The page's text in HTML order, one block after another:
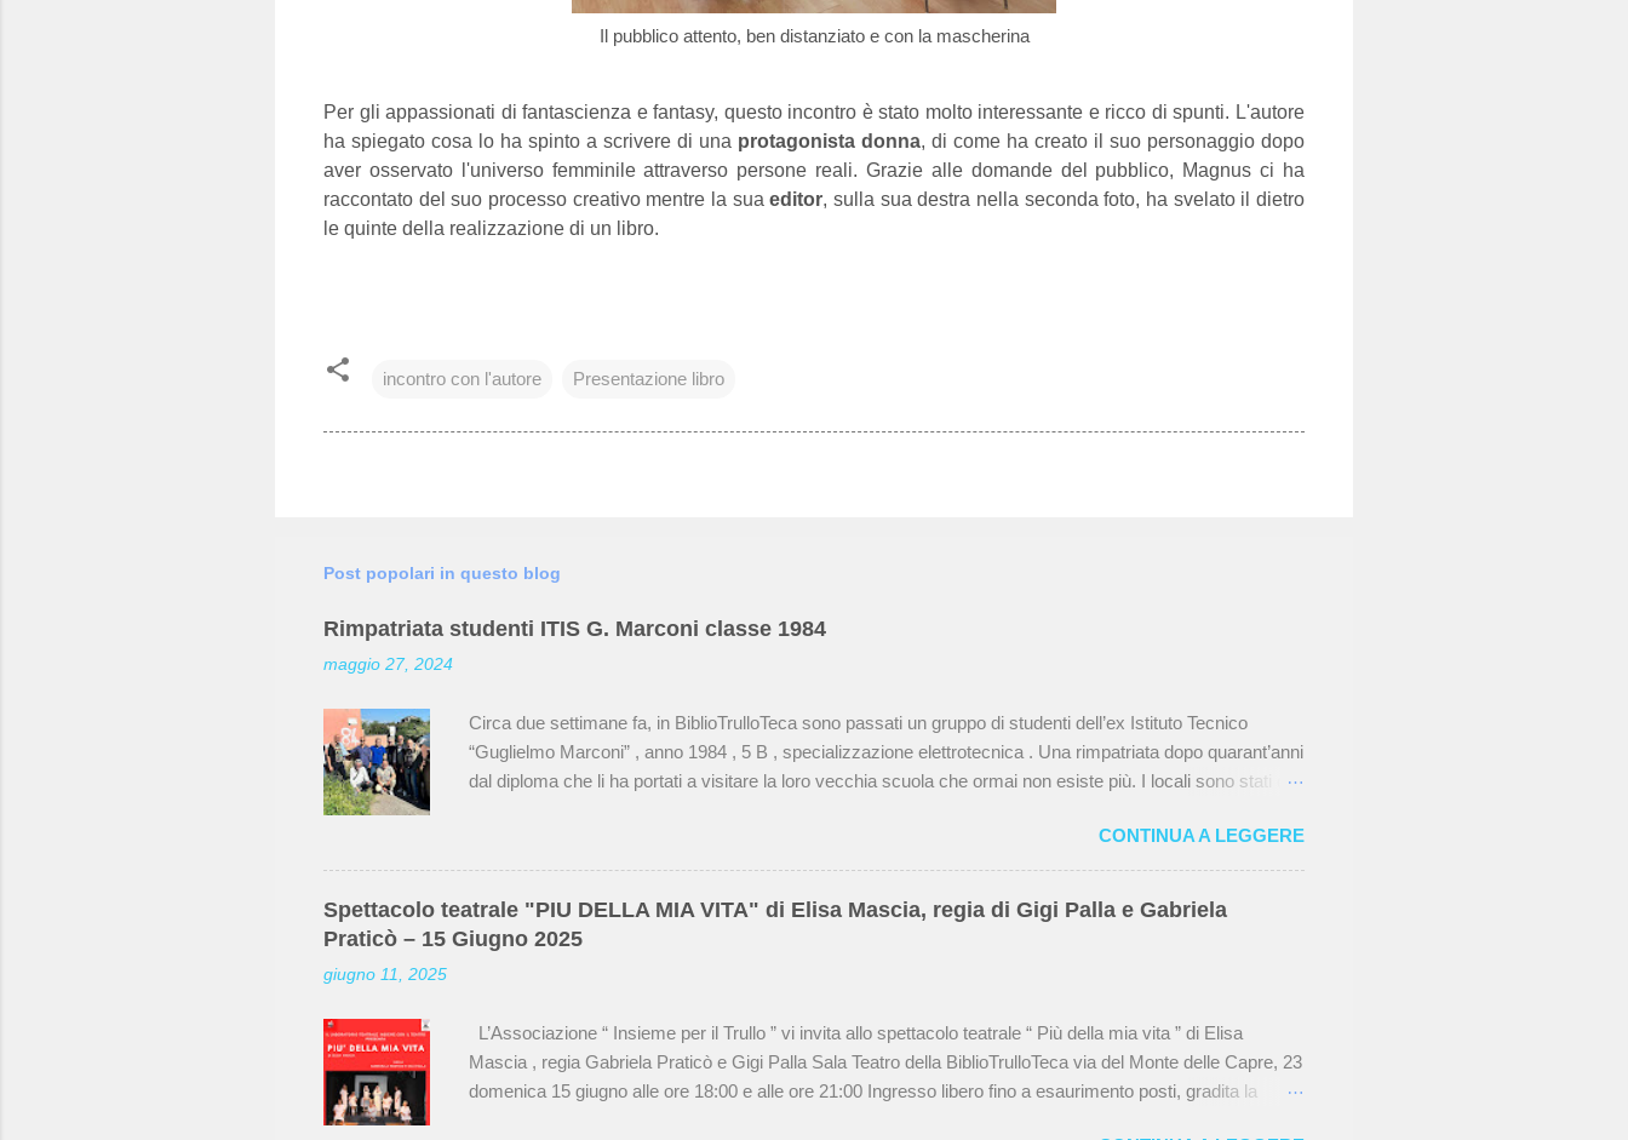
Il pubblico attento, ben distanziato e con la mascherina
Per gli appassionati di fantascienza e fantasy, questo incontro è stato molto interessante e ricco di spunti. L'autore
ha spiegato cosa lo ha spinto a scrivere di una protagonista donna, di come ha creato il suo personaggio dopo
aver osservato l'universo femminile attraverso persone reali. Grazie alle domande del pubblico, Magnus ci ha
raccontato del suo processo creativo mentre la suaeditor, sulla sua destra nella seconda foto, ha svelato il dietro
le quinte della realizzazione di un libro.
incontro con l'autore Presentazione libro
Post popolari in questo blog
Rimpatriata studenti ITIS G. Marconi classe 1984
maggio 27, 2024
Circa due settimane fa, in BiblioTrulloTeca sono passati un gruppo di studenti dell’ex Istituto Tecnico
“Guglielmo Marconi” , anno 1984 , 5 B , specializzazione elettrotecnica . Una rimpatriata dopo quarant’anni
dal diploma che li ha portati a visitare la loro vecchia scuola che ormai non esiste più. I locali sono stati dati
BiblioTrulloTeca , e spesso hanno mantenuto la vecchia disposizione. Alcune tubature e i mattoni a vista
nella stanza principale della biblioteca sono rimasti gli stessi mentre nella sala teatro , gli ex studenti hanno
ricordato che al centro correva uno scolo dove probabilmente finivano gli scarti di lavorazione e che ora è
coperto dal nuovo pavimento. Qui sotto una carrellata di foto, un pezzetto di storia del Trullo e anche della
biblioteca. Foto di gruppo. I partecipanti alla rimpatriata erano dieci, loro ricordavano di essere quindici in
CONTINUA A LEGGERE
Spettacolo teatrale "PIU DELLA MIA VITA" di Elisa Mascia, regia di Gigi Palla e Gabriela
Praticò – 15 Giugno 2025
giugno 11, 2025
L’Associazione “ Insieme per il Trullo ” vi invita allo spettacolo teatrale “ Più della mia vita ” di Elisa
Mascia , regia Gabriela Praticò e Gigi Palla Sala Teatro della BiblioTrulloTeca via del Monte delle Capre, 23
domenica 15 giugno alle ore 18:00 e alle ore 21:00 Ingresso libero fino a esaurimento posti, gradita la